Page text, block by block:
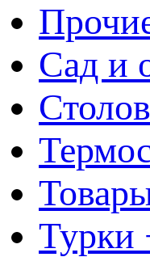
Сад и
Турки